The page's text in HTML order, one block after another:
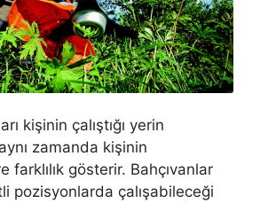
kişinin çalıştığı yerin
zamanda kişinin
farklılık gösterir. Bahçıvanlar
pozisyonlarda çalışabileceği